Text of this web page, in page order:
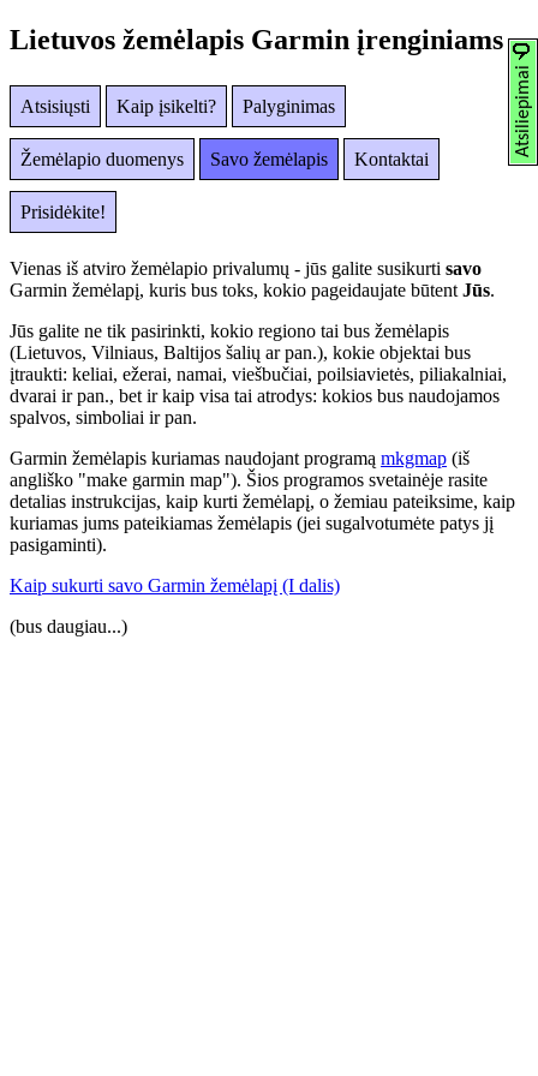
Lietuvos žemėlapis Garmin įrenginiams
Atsisiųsti Kaip įsikelti? Palyginimas
Žemėlapio duomenys Savo žemėlapis Kontaktai
Prisidėkite!
Vienas iš atviro žemėlapio privalumų - jūs galite susikurti savo
Garmin žemėlapį, kuris bus toks, kokio pageidaujate būtent Jūs.
Jūs galite ne tik pasirinkti, kokio regiono tai bus žemėlapis
(Lietuvos, Vilniaus, Baltijos šalių ar pan.), kokie objektai bus
įtraukti: keliai, ežerai, namai, viešbučiai, poilsiavietės, piliakalniai,
dvarai ir pan., bet ir kaip visa tai atrodys: kokios bus naudojamos
spalvos, simboliai ir pan.
Garmin žemėlapis kuriamas naudojant programą mkgmap (iš
angliško "make garmin map"). Šios programos svetainėje rasite
detalias instrukcijas, kaip kurti žemėlapį, o žemiau pateiksime, kaip
kuriamas jums pateikiamas žemėlapis (jei sugalvotumėte patys jį
pasigaminti).
Kaip sukurti savo Garmin žemėlapį (I dalis)
(bus daugiau...)